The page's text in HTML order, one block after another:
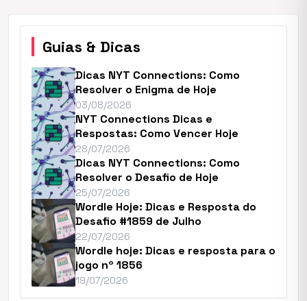
Guias & Dicas
Dicas NYT Connections: Como
Resolver o Enigma de Hoje
03/08/2026
NYT Connections Dicas e
Respostas: Como Vencer Hoje
28/07/2026
Dicas NYT Connections: Como
Resolver o Desafio de Hoje
25/07/2026
Wordle Hoje: Dicas e Resposta do
Desafio #1859 de Julho
22/07/2026
Wordle hoje: Dicas e resposta para o
jogo nº 1856
19/07/2026